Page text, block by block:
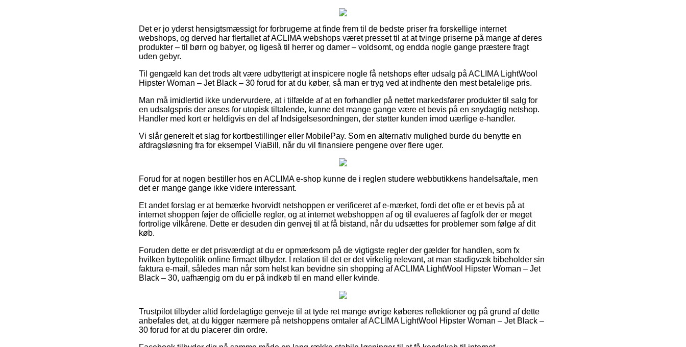
Det er jo yderst hensigtsmæssigt for forbrugerne at finde frem til de bedste priser fra forskellige internet
webshops, og derved har flertallet af ACLIMA webshops været presset til at at tvinge priserne på mange af deres
produkter – til børn og babyer, og ligeså til herrer og damer – voldsomt, og endda nogle gange præstere fragt
uden gebyr.
Til gengæld kan det trods alt være udbytterigt at inspicere nogle få netshops efter udsalg på ACLIMA LightWool
Hipster Woman – Jet Black – 30 forud for at du køber, så man er tryg ved at indhente den mest betalelige pris.
Man må imidlertid ikke undervurdere, at i tilfælde af at en forhandler på nettet markedsfører produkter til salg for
en udsalgspris der anses for utopisk tiltalende, kunne det mange gange være et bevis på en snydagtig netshop.
Handler med kort er heldigvis en del af Indsigelsesordningen, der støtter kunden imod uærlige e-handler.
Vi slår generelt et slag for kortbestillinger eller MobilePay. Som en alternativ mulighed burde du benytte en
afdragsløsning fra for eksempel ViaBill, når du vil finansiere pengene over flere uger.
Forud for at nogen bestiller hos en ACLIMA e-shop kunne de i reglen studere webbutikkens handelsaftale, men
det er mange gange ikke videre interessant.
Et andet forslag er at bemærke hvorvidt netshoppen er verificeret af e-mærket, fordi det ofte er et bevis på at
internet shoppen føjer de officielle regler, og at internet webshoppen af og til evalueres af fagfolk der er meget
fortrolige vilkårene. Dette er desuden din genvej til at få bistand, når du udsættes for problemer som følge af dit
køb.
Foruden dette er det prisværdigt at du er opmærksom på de vigtigste regler der gælder for handlen, som fx
hvilken byttepolitik online firmaet tilbyder. I relation til det er det virkelig relevant, at man stadigvæk bibeholder sin
faktura e-mail, således man når som helst kan bevidne sin shopping af ACLIMA LightWool Hipster Woman – Jet
Black – 30, uafhængig om du er på indkøb til en mand eller kvinde.
Trustpilot tilbyder altid fordelagtige genveje til at tyde ret mange øvrige køberes reflektioner og på grund af dette
anbefales det, at du kigger nærmere på netshoppens omtaler af ACLIMA LightWool Hipster Woman – Jet Black –
30 forud for at du placerer din ordre.